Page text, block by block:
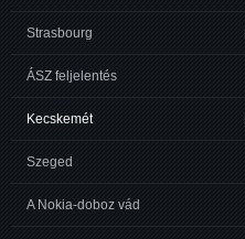
Strasbourg
ÁSZ feljelentés
Kecskemét
Szeged
A Nokia-doboz vád